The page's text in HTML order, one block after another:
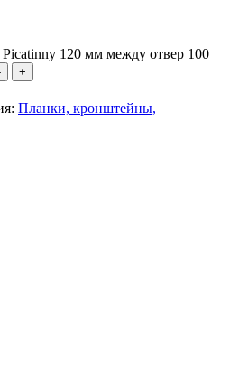
120 мм между отвер 100
+
Планки, кронштейны,